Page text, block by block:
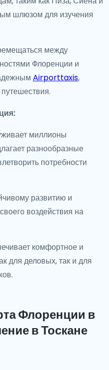
шлюзом для изучения
между
Флоренции и
Airporttaxis,
миллионы
разнообразные
потребности
развитию и
воздействия на
комфортное и
для деловых, так и для
Флоренции в
в Тоскане